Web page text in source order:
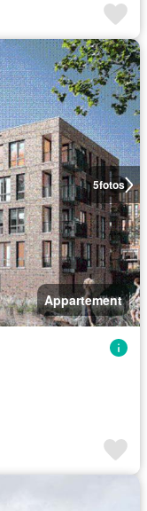
5fotos
Appartement